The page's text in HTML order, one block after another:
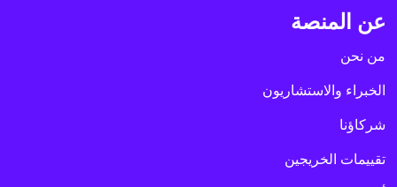
عن المنصة
من نحن
الخبراء والاستشاريون
شركاؤنا
تقييمات الخريجين